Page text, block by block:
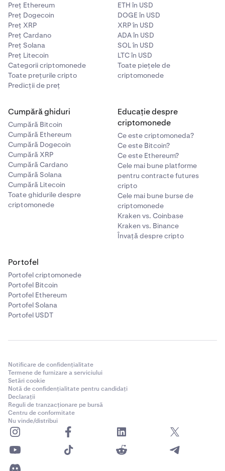
Preț Ethereum
Preț Dogecoin
Preț XRP
Preț Cardano
Preț Solana
Preț Litecoin
Categorii criptomonede
Toate prețurile cripto
Predicții de preț
ETH în USD
DOGE în USD
XRP în USD
ADA în USD
SOL în USD
LTC în USD
Toate piețele de
criptomonede
Cumpără ghiduri
Cumpără Bitcoin
Cumpără Ethereum
Cumpără Dogecoin
Cumpără XRP
Cumpără Cardano
Cumpără Solana
Cumpără Litecoin
Toate ghidurile despre
criptomonede
Educație despre
criptomonede
Ce este criptomoneda?
Ce este Bitcoin?
Ce este Ethereum?
Cele mai bune platforme
pentru contracte futures
cripto
Cele mai bune burse de
criptomonede
Kraken vs. Coinbase
Kraken vs. Binance
Învață despre cripto
Portofel
Portofel criptomonede
Portofel Bitcoin
Portofel Ethereum
Portofel Solana
Portofel USDT
Notificare de confidențialitate
Termene de furnizare a serviciului
Setări cookie
Notă de confidențialitate pentru candidați
Declarații
Reguli de tranzacționare pe bursă
Centru de conformitate
Nu vinde/distribui